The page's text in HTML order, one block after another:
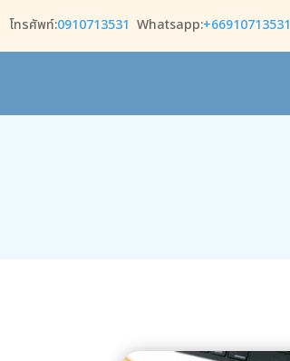
โทรศัพท์:0910713531 Whatsapp:+66910713531